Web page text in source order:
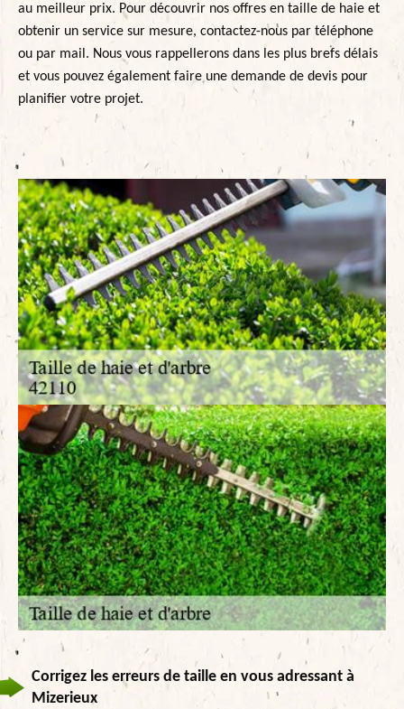
au meilleur prix. Pour découvrir nos offres en taille de haie et
obtenir un service sur mesure, contactez-nous par téléphone
ou par mail. Nous vous rappellerons dans les plus brefs délais
et vous pouvez également faire une demande de devis pour
planifier votre projet.
Corrigez les erreurs de taille en vous adressant à
Mizerieux